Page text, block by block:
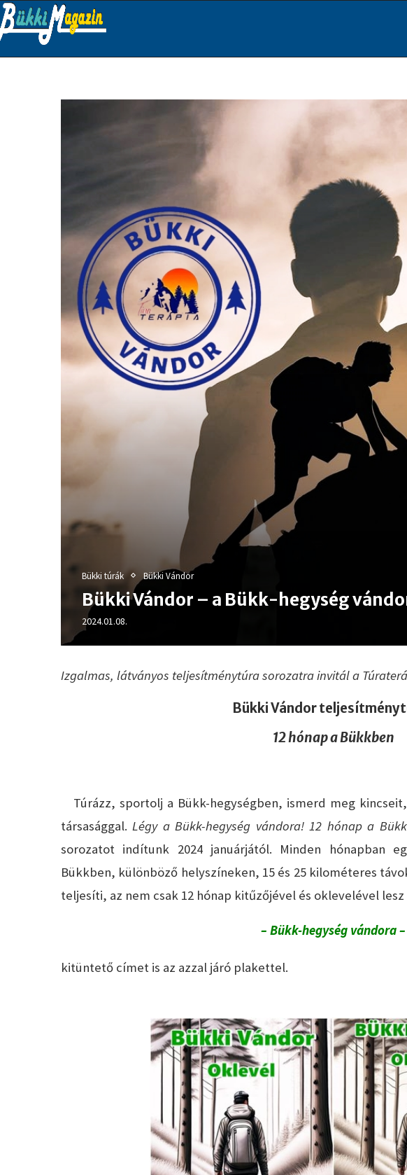
Bükki túrák Bükki Vándor
Bükki Vándor – a Bükk-hegység
2024.01.08.
Izgalmas, látványos teljesítménytúra sorozatra invitál a
Bükki Vándor
12 hónap a Bükkben
Túrázz, sportolj a Bükk-hegységben, ismerd meg
társasággal.Légy a Bükk-hegység vándora! 12 hónap a
sorozatot indítunk 2024 januárjától. Minden hónapban
Bükkben, különböző helyszíneken, 15 és 25 kilométeres
teljesíti, az nem csak 12 hónap kitűzőjével és oklevelével
– Bükk-hegység vándora –
kitüntető címet is az azzal járó plakettel.